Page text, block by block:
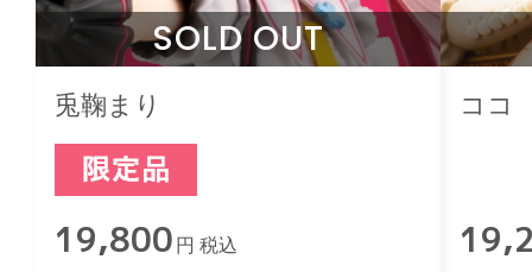
SOLD OUT
兎鞠まり
19,800 円 税込
ココ